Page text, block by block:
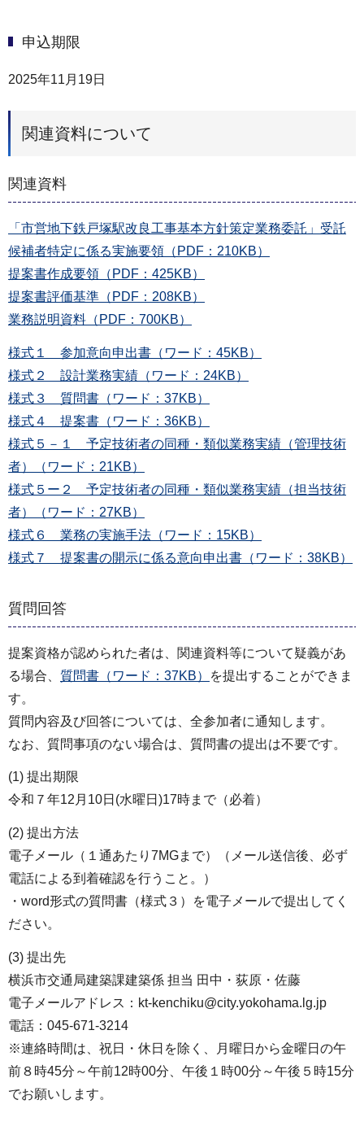
申込期限
2025年11月19日
関連資料について
関連資料
「市営地下鉄戸塚駅改良工事基本方針策定業務委託」受託
候補者特定に係る実施要領（PDF：210KB）
提案書作成要領（PDF：425KB）
提案書評価基準（PDF：208KB）
業務説明資料（PDF：700KB）
様式１ 参加意向申出書（ワード：45KB）
様式２ 設計業務実績（ワード：24KB）
様式３ 質問書（ワード：37KB）
様式４ 提案書（ワード：36KB）
様式５－１ 予定技術者の同種・類似業務実績（管理技術
者）（ワード：21KB）
様式５ー２ 予定技術者の同種・類似業務実績（担当技術
者）（ワード：27KB）
様式６ 業務の実施手法（ワード：15KB）
様式７ 提案書の開示に係る意向申出書（ワード：38KB）
質問回答
提案資格が認められた者は、関連資料等について疑義があ
る場合、 質問書（ワード：37KB）
を提出することができま
す。
質問内容及び回答については、全参加者に通知します。
なお、質問事項のない場合は、質問書の提出は不要です。
(1) 提出期限
令和７年12月10日(水曜日)17時まで（必着）
(2) 提出方法
電子メール（１通あたり7MGまで）（メール送信後、必ず
電話による到着確認を行うこと。）
・word形式の質問書（様式３）を電子メールで提出してく
ださい。
(3) 提出先
横浜市交通局建築課建築係 担当 田中・荻原・佐藤
電子メールアドレス：kt-kenchiku@city.yokohama.lg.jp
電話：045-671-3214
※連絡時間は、祝日・休日を除く、月曜日から金曜日の午
前８時45分～午前12時00分、午後１時00分～午後５時15分
でお願いします。